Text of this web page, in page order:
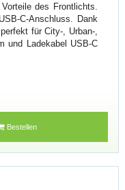
des Frontlichts.
C-Anschluss. Dank
für City-, Urban-,
und Ladekabel USB-C
Bestellen